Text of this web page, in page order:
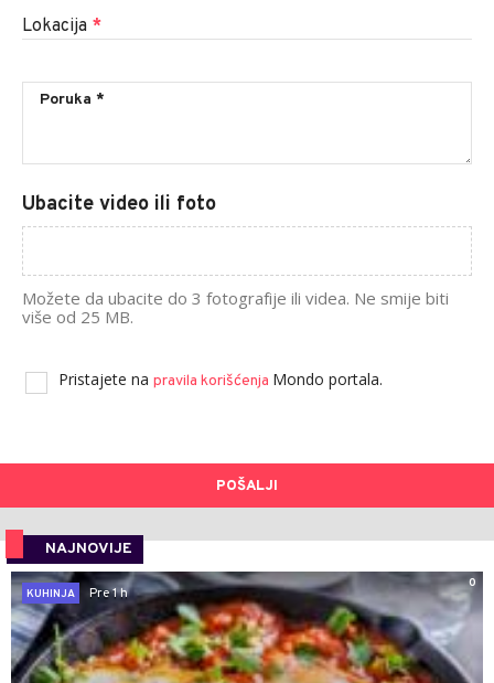
Lokacija *
Ubacite video ili foto
Možete da ubacite do 3 fotografije ili videa. Ne smije biti
više od 25 MB.
Pristajete na pravila korišćenja Mondo portala.
POŠALJI
NAJNOVIJE
0
KUHINJA
Pre 1 h